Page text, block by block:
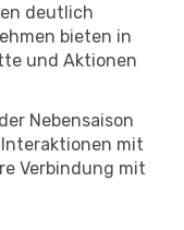
deutlich
bieten in
und Aktionen
Nebensaison
mit
Verbindung mit